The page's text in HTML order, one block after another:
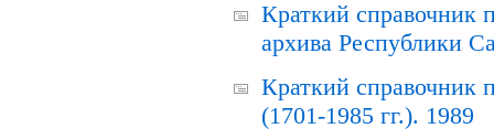
Краткий справочник
архива Республики
Краткий
(1701-1985 гг.). 1989